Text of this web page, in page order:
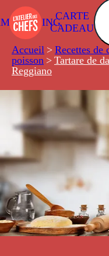
CARTE
CADEAU
Accueil > Recettes de
poisson > Tartare de
Reggiano